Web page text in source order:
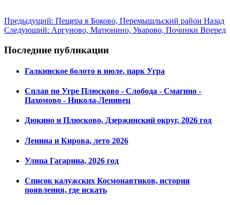
Предыдущий: Пещера в Боково, Перемышльский район Назад
Следующий: Аргуново, Матюнино, Уварово, Починки Вперед
Последние публикации
Галкинское болото в июле, парк Угра
Сплав по Угре Плюсково - Слобода - Смагино -
Пахомово - Никола-Ленивец
Дюкино и Плюсково, Дзержинский округ, 2026 год
Ленина и Кирова, лето 2026
Улица Гагарина, 2026 год
Список калужских Космонавтиков, история
появления, где искать